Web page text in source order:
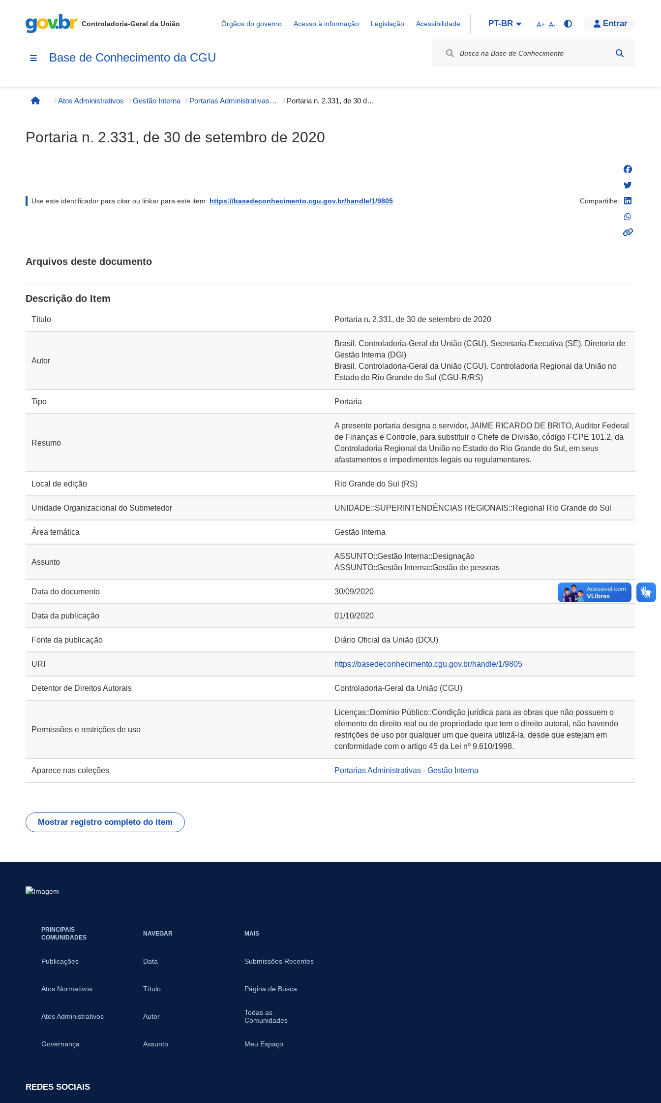
Controladoria-Geral da União Órgãos do governo Acesso à informação Legislação Acessibilidade PT-BR A+ A- Entrar
Base de Conhecimento da CGU
Página inicial
Atos Administrativos Gestão Interna Portarias Administrativas - Gestão Interna Portaria n. 2.331, de 30 de setembro de 2020
Portaria n. 2.331, de 30 de setembro de 2020
Use este identificador para citar ou linkar para este item: https://basedeconhecimento.cgu.gov.br/handle/1/9805 Compartilhe:
Arquivos deste documento
Descrição do Item
Título Portaria n. 2.331, de 30 de setembro de 2020
Autor
Brasil. Controladoria-Geral da União (CGU). Secretaria-Executiva (SE). Diretoria de
Gestão Interna (DGI)
Brasil. Controladoria-Geral da União (CGU). Controladoria Regional da União no
Estado do Rio Grande do Sul (CGU-R/RS)
Tipo Portaria
Resumo
A presente portaria designa o servidor, JAIME RICARDO DE BRITO, Auditor Federal
de Finanças e Controle, para substituir o Chefe de Divisão, código FCPE 101.2, da
Controladoria Regional da União no Estado do Rio Grande do Sul, em seus
afastamentos e impedimentos legais ou regulamentares.
Local de edição Rio Grande do Sul (RS)
Unidade Organizacional do Submetedor UNIDADE::SUPERINTENDÊNCIAS REGIONAIS::Regional Rio Grande do Sul
Área temática Gestão Interna
Assunto
ASSUNTO::Gestão Interna::Designação
ASSUNTO::Gestão Interna::Gestão de pessoas
Data do documento 30/09/2020
Data da publicação 01/10/2020
Fonte da publicação Diário Oficial da União (DOU)
URI https://basedeconhecimento.cgu.gov.br/handle/1/9805
Detentor de Direitos Autorais Controladoria-Geral da União (CGU)
Permissões e restrições de uso
Licenças::Domínio Público::Condição jurídica para as obras que não possuem o
elemento do direito real ou de propriedade que tem o direito autoral, não havendo
restrições de uso por qualquer um que queira utilizá-la, desde que estejam em
conformidade com o artigo 45 da Lei nº 9.610/1998.
Aparece nas coleções Portarias Administrativas - Gestão Interna
Mostrar registro completo do item
PRINCIPAIS
COMUNIDADES
Publicações
Atos Normativos
Atos Administrativos
Governança
NAVEGAR
Data
Título
Autor
Assunto
MAIS
Submissões Recentes
Página de Busca
Todas as
Comunidades
Meu Espaço
REDES SOCIAIS